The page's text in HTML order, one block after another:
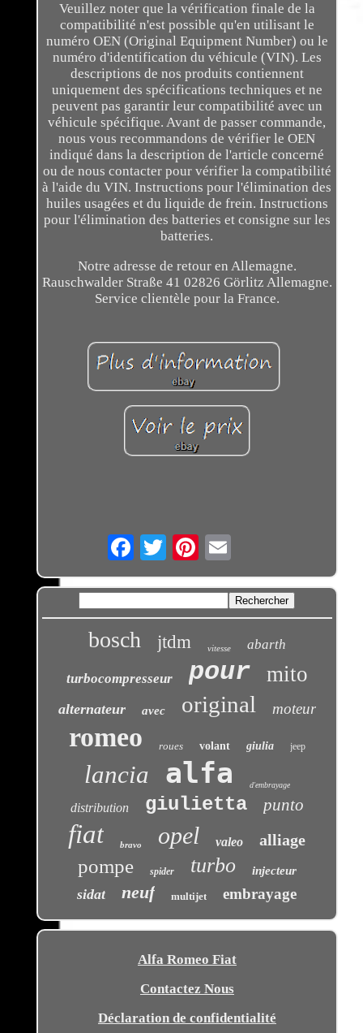
Veuillez noter que la vérification finale de la
compatibilité n'est possible qu'en utilisant le
numéro OEN (Original Equipment Number) ou le
numéro d'identification du véhicule (VIN). Les
descriptions de nos produits contiennent
uniquement des spécifications techniques et ne
peuvent pas garantir leur compatibilité avec un
véhicule spécifique. Avant de passer commande,
nous vous recommandons de vérifier le OEN
indiqué dans la description de l'article concerné
ou de nous contacter pour vérifier la compatibilité
à l'aide du VIN. Instructions pour l'élimination des
huiles usagées et du liquide de frein. Instructions
pour l'élimination des batteries et consigne sur les
batteries.
Notre adresse de retour en Allemagne.
Rauschwalder Straße 41 02826 Görlitz Allemagne.
Service clientèle pour la France.
Email
bosch jtdm vitesse abarth
turbocompresseur pour mito
alternateur avec original moteur
romeo roues volant giulia jeep
lancia alfa d'embrayage
distribution giulietta punto
fiat bravo opel valeo alliage
pompe spider turbo injecteur
sidat neuf multijet embrayage
Alfa Romeo Fiat
Contactez Nous
Déclaration de confidentialité